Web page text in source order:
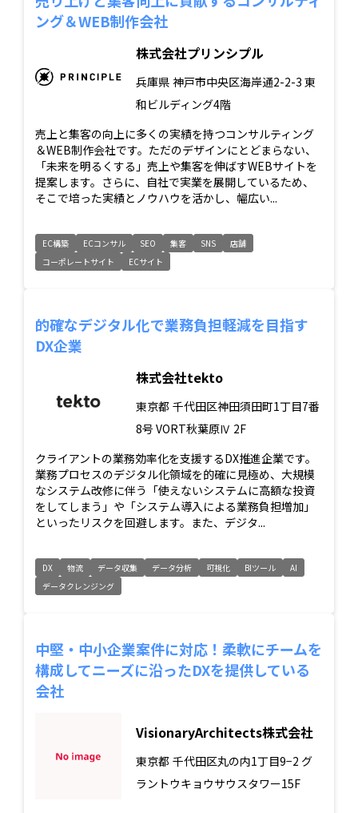
ング＆WEB制作会社
株式会社プリンシプル
兵庫県 神戸市中央区海岸通2-2-3 東
和ビルディング4階
売上と集客の向上に多くの実績を持つコンサルティング
＆WEB制作会社です。ただのデザインにとどまらない、
「未来を明るくする」売上や集客を伸ばすWEBサイトを
提案します。さらに、自社で実業を展開しているため、
そこで培った実績とノウハウを活かし、幅広い...
EC構築 ECコンサル SEO 集客 SNS
店舗
コーポレートサイト
ECサイト
的確なデジタル化で業務負担軽減を目指す
DX企業
株式会社tekto
東京都 千代田区神田須田町1丁目7番
8号 VORT秋葉原Ⅳ 2F
クライアントの業務効率化を支援するDX推進企業です。
業務プロセスのデジタル化領域を的確に見極め、大規模
なシステム改修に伴う「使えないシステムに高額な投資
をしてしまう」や「システム導入による業務負担増加」
といったリスクを回避します。また、デジタ...
DX 物流 データ収集 データ分析 可視化 BIツール
AI
データクレンジング
中堅‧中小企業案件に対応！柔軟にチームを
構成してニーズに沿ったDXを提供している
会社
VisionaryArchitects株式会社
東京都 千代田区丸の内1丁目9−2 グ
ラントウキョウサウスタワー15F